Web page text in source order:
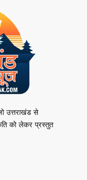
उत्तराखंड से
को लेकर प्रस्तुत